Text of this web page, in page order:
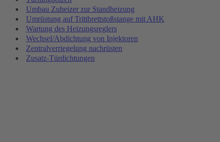
Umbau Zuheizer zur Standheizung
Umrüstung auf Trittbrettstoßstange mit AHK
Wartung des Heizungsreglers
Wechsel/Abdichtung von Injektoren
Zentralverriegelung nachrüsten
Zusatz-Türdichtungen